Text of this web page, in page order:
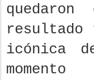
resultado
icónica